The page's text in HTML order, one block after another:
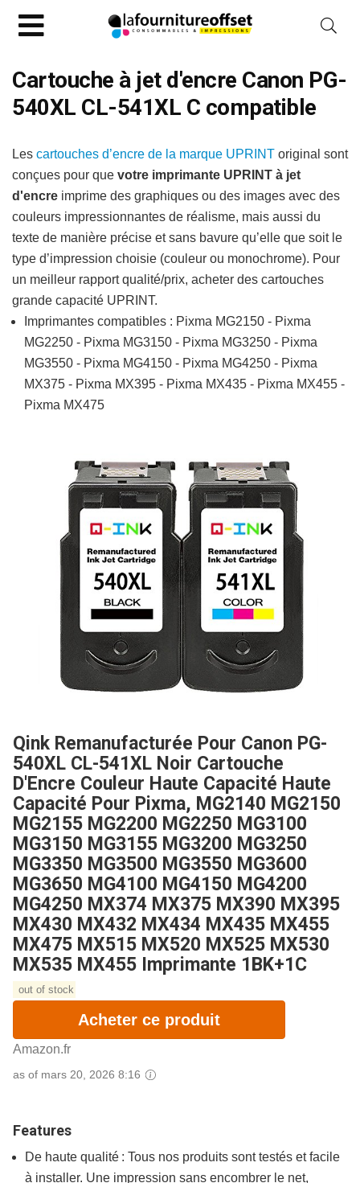
Cartouche à jet d'encre Canon PG-
540XL CL-541XL C compatible
Les cartouches d’encre de la marque UPRINT original sont
conçues pour que votre imprimante UPRINT à jet
d'encre imprime des graphiques ou des images avec des
couleurs impressionnantes de réalisme, mais aussi du
texte de manière précise et sans bavure qu’elle que soit le
type d’impression choisie (couleur ou monochrome). Pour
un meilleur rapport qualité/prix, acheter des cartouches
grande capacité UPRINT.
Imprimantes compatibles : Pixma MG2150 - Pixma
MG2250 - Pixma MG3150 - Pixma MG3250 - Pixma
MG3550 - Pixma MG4150 - Pixma MG4250 - Pixma
MX375 - Pixma MX395 - Pixma MX435 - Pixma MX455 -
Pixma MX475
Qink Remanufacturée Pour Canon PG-
540XL CL-541XL Noir Cartouche
D'Encre Couleur Haute Capacité Haute
Capacité Pour Pixma, MG2140 MG2150
MG2155 MG2200 MG2250 MG3100
MG3150 MG3155 MG3200 MG3250
MG3350 MG3500 MG3550 MG3600
MG3650 MG4100 MG4150 MG4200
MG4250 MX374 MX375 MX390 MX395
MX430 MX432 MX434 MX435 MX455
MX475 MX515 MX520 MX525 MX530
MX535 MX455 Imprimante 1BK+1C
out of stock
Acheter ce produit
Amazon.fr
as of mars 20, 2026 8:16
Features
De haute qualité : Tous nos produits sont testés et facile
à installer. Une impression sans encombrer le net,